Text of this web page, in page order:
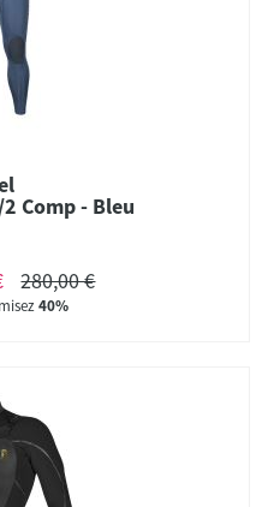
Comp - Bleu
280,00 €
40%